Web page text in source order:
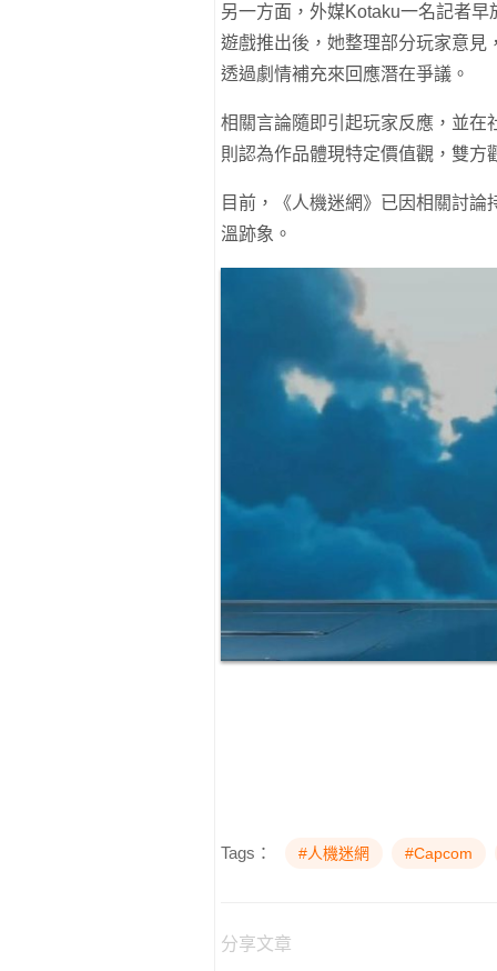
另一方面，外媒Kotaku一名記者
遊戲推出後，她整理部分玩家意見
透過劇情補充來回應潛在爭議。
相關言論隨即引起玩家反應，並在
則認為作品體現特定價值觀，雙方
目前，《人機迷網》已因相關討
溫跡象。
Tags： #人機迷網 #Capcom
分享文章